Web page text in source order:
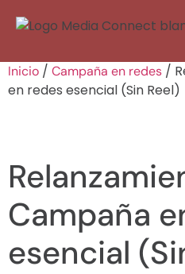
Inicio / Campaña en redes /
en redes esencial (Sin Reel)
Campaña
esencial